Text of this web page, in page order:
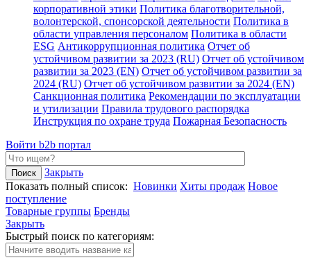
корпоративной этики Политика благотворительной,
волонтерской, спонсорской деятельности Политика в
области управления персоналом Политика в области
ESG Антикоррупционная политика Отчет об
устойчивом развитии за 2023 (RU) Отчет об устойчивом
развитии за 2023 (EN) Отчет об устойчивом развитии за
2024 (RU) Отчет об устойчивом развитии за 2024 (EN)
Санкционная политика Рекомендации по эксплуатации
и утилизации Правила трудового распорядка
Инструкция по охране труда Пожарная Безопасность
Войти b2b портал
Закрыть
Показать полный список: Новинки Хиты продаж Новое
поступление
Товарные группы Бренды
Закрыть
Быстрый поиск по категориям: